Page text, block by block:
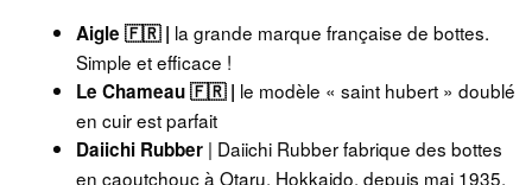
Aigle 🇫🇷 | la grande marque française de bottes.
Simple et efficace !
Le Chameau 🇫🇷 | le modèle « saint hubert » doublé
en cuir est parfait
Daiichi Rubber | Daiichi Rubber fabrique des bottes
en caoutchouc à Otaru, Hokkaido, depuis mai 1935.